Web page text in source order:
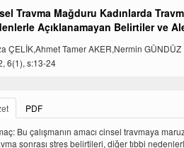
Travma Mağduru Kadınlarda
Açıklanamayan Belirtiler ve
ÇELİK,Ahmet Tamer AKER,Nermin GÜNDÜZ
6(1), s:13-24
PDF
Bu çalışmanın amacı cinsel travmaya
sonrası stres belirtileri, diğer tıbbi